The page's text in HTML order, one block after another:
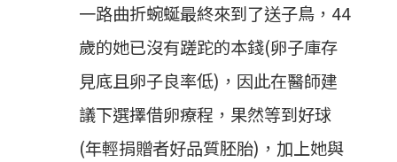
一路曲折蜿蜒最終來到了送子鳥，44
歲的她已沒有蹉跎的本錢(卵子庫存
見底且卵子良率低)，因此在醫師建
議下選擇借卵療程，果然等到好球
(年輕捐贈者好品質胚胎)，加上她與